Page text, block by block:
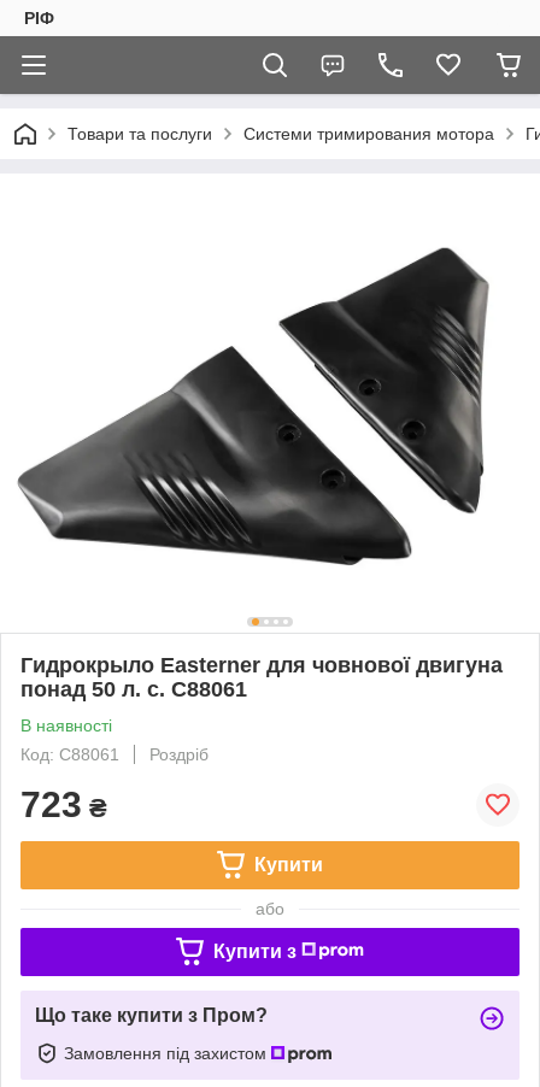
РІФ
Товари та послуги Системи тримирования мотора
Гидрокрыло Easterner для човнової двигуна
понад 50 л. с. C88061
В наявності
Код: C88061
Роздріб
723 ₴
Купити
або
Купити з
Що таке купити з Пром?
Замовлення під захистом